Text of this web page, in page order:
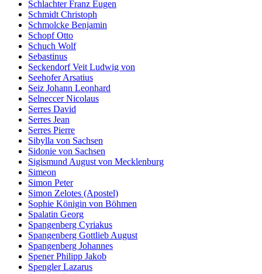
Schlachter Franz Eugen
Schmidt Christoph
Schmolcke Benjamin
Schopf Otto
Schuch Wolf
Sebastinus
Seckendorf Veit Ludwig von
Seehofer Arsatius
Seiz Johann Leonhard
Selneccer Nicolaus
Serres David
Serres Jean
Serres Pierre
Sibylla von Sachsen
Sidonie von Sachsen
Sigismund August von Mecklenburg
Simeon
Simon Peter
Simon Zelotes (Apostel)
Sophie Königin von Böhmen
Spalatin Georg
Spangenberg Cyriakus
Spangenberg Gottlieb August
Spangenberg Johannes
Spener Philipp Jakob
Spengler Lazarus